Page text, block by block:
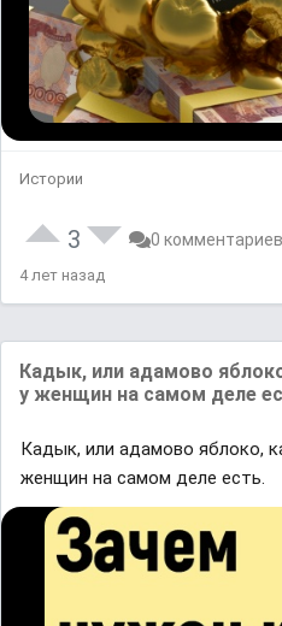
Истории
3 0 комментариев
4 лет назад
Кадык, или адамово
у женщин на самом деле
Кадык, или адамово яблоко,
женщин на самом деле есть.